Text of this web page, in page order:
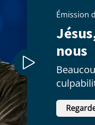
Émission
nous